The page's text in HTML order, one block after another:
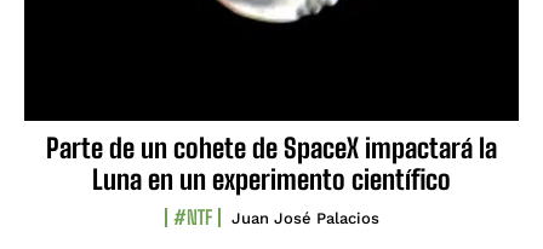
Parte de un cohete de SpaceX impactará la
Luna en un experimento científico
#NTF Juan José Palacios